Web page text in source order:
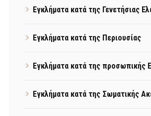
Εγκλήματα κατά της Γενετήσιας
Εγκλήματα κατά της Περιουσίας
Εγκλήματα κατά της προσωπικής
Εγκλήματα κατά της Σωματικής